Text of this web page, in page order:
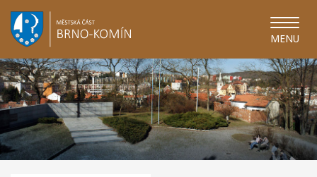
MENU